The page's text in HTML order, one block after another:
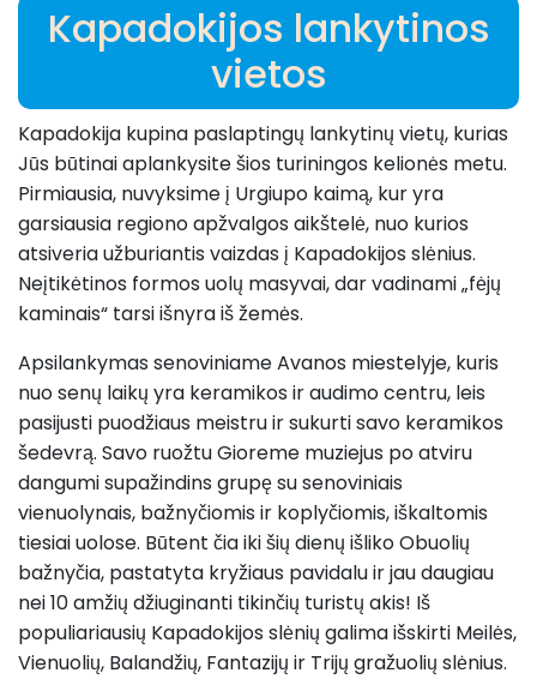
Kapadokijos lankytinos
vietos
Kapadokija kupina paslaptingų lankytinų vietų, kurias
Jūs būtinai aplankysite šios turiningos kelionės metu.
Pirmiausia, nuvyksime į Urgiupo kaimą, kur yra
garsiausia regiono apžvalgos aikštelė, nuo kurios
atsiveria užburiantis vaizdas į Kapadokijos slėnius.
Neįtikėtinos formos uolų masyvai, dar vadinami „fėjų
kaminais“ tarsi išnyra iš žemės.
Apsilankymas senoviniame Avanos miestelyje, kuris
nuo senų laikų yra keramikos ir audimo centru, leis
pasijusti puodžiaus meistru ir sukurti savo keramikos
šedevrą. Savo ruožtu Gioreme muziejus po atviru
dangumi supažindins grupę su senoviniais
vienuolynais, bažnyčiomis ir koplyčiomis, iškaltomis
tiesiai uolose. Būtent čia iki šių dienų išliko Obuolių
bažnyčia, pastatyta kryžiaus pavidalu ir jau daugiau
nei 10 amžių džiuginanti tikinčių turistų akis! Iš
populiariausių Kapadokijos slėnių galima išskirti Meilės,
Vienuolių, Balandžių, Fantazijų ir Trijų gražuolių slėnius.